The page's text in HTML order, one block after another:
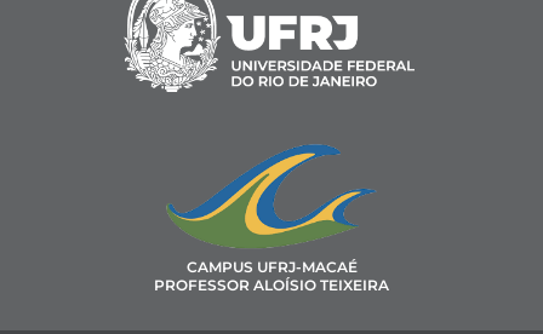
CAMPUS UFRJ-MACAÉ
PROFESSOR ALOÍSIO TEIXEIRA